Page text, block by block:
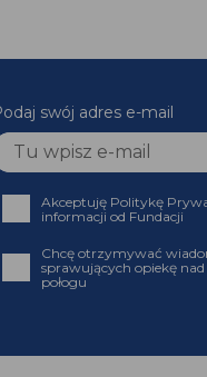
swój adres e-mail
Akceptuję Politykę
informacji od Fundacji
Chcę otrzymywać
sprawujących opiekę
połogu